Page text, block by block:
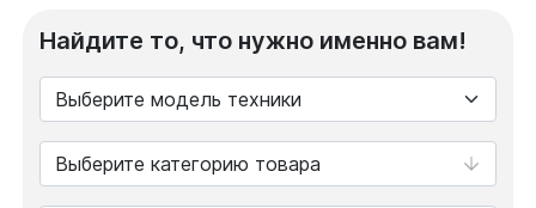
Найдите то, что нужно именно вам!